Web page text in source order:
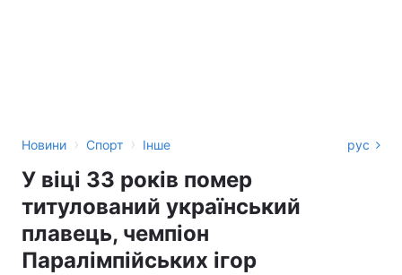
Новини › Спорт › Інше рус
У віці 33 років помер
титулований український
плавець, чемпіон
Паралімпійських ігор